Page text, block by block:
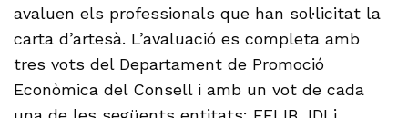
avaluen els professionals que han sol·licitat la
carta d’artesà. L’avaluació es completa amb
tres vots del Departament de Promoció
Econòmica del Consell i amb un vot de cada